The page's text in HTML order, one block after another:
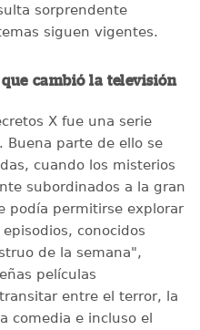
sorprendente
siguen vigentes.
cambió la televisión
X fue una serie
Buena parte de ello se
cuando los misterios
subordinados a la gran
podía permitirse explorar
conocidos
de la semana",
películas
entre el terror, la
comedia e incluso el